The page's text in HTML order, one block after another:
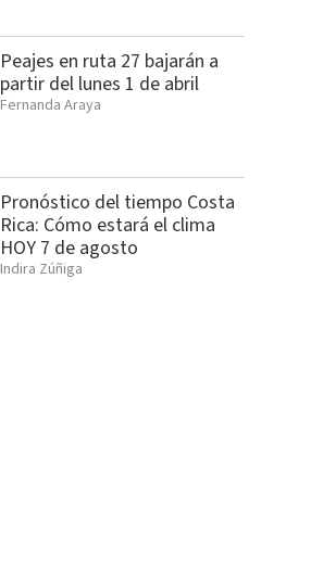
Peajes en ruta 27 bajarán a
partir del lunes 1 de abril
Fernanda Araya
Pronóstico del tiempo Costa
Rica: Cómo estará el clima
HOY 7 de agosto
Indira Zúñiga